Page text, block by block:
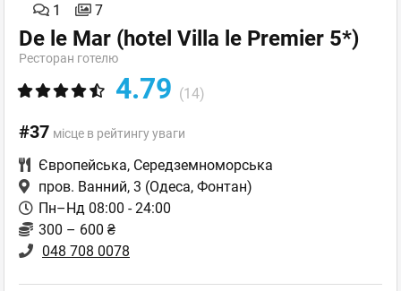
1 7
De le Mar (hotel Villa le Premier 5*)
Ресторан готелю
4.79 (14)
#37 місце в рейтингу уваги
Європейська, Середземноморська
пров. Ванний, 3 (Одеса, Фонтан)
Пн–Нд 08:00 - 24:00
300 – 600 ₴
048 708 0078